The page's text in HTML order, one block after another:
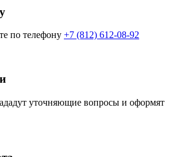
по телефону +7 (812) 612-08-92
уточняющие вопросы и оформят